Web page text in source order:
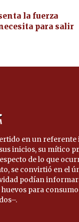
la fuerza
para salir
en un
inicios, su mítico
de lo que
se convirtió en el
podían
para